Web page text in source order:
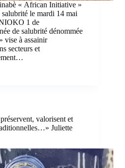
« African Initiative »
le mardi 14 mai
1 de
de salubrité dénommée
vise à assainir
secteurs et
valorisent et
Juliette